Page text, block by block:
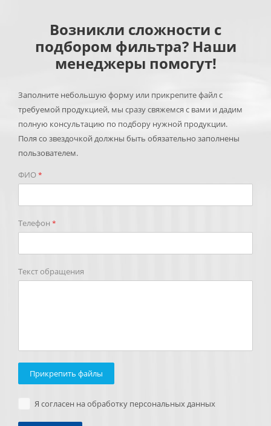
Возникли сложности с
подбором фильтра? Наши
менеджеры помогут!
Заполните небольшую форму или прикрепите файл с
требуемой продукцией, мы сразу свяжемся с вами и дадим
полную консультацию по подбору нужной продукции.
Поля со звездочкой должны быть обязательно заполнены
пользователем.
ФИО*
Телефон *
Текст обращения
Прикрепить файлы
Я согласен на обработку персональных данных